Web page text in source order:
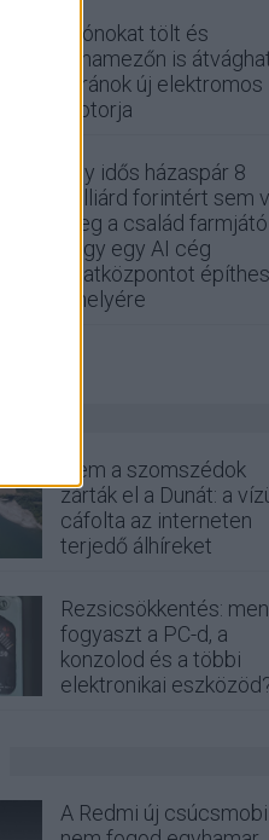
Drónokat tölt és
aknamezőn is
ukránok új elektromos
motorja
Egy idős házaspár 8
milliárd forintért sem
meg a család
hogy egy AI cég
adatközpontot
a helyére
Nem a szomszédok
zárták el a Dunát: a
cáfolta az interneten
terjedő álhíreket
Rezsicsökkentés:
fogyaszt a PC-d, a
konzolod és a többi
elektronikai
A Redmi új